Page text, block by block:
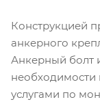
Конструкцией
анкерного
Анкерный болт
услугами по